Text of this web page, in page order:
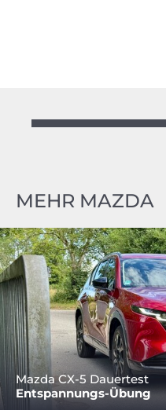
MEHR MAZDA
Mazda CX-5 Dauertest
Entspannungs-Übung